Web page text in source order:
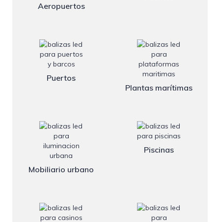
Aeropuertos
Puertos
Plantas marítimas
Mobiliario urbano
Piscinas